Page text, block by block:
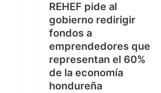
REHEF pide al
gobierno redirigir
fondos a
emprendedores que
representan el 60%
de la economía
hondureña